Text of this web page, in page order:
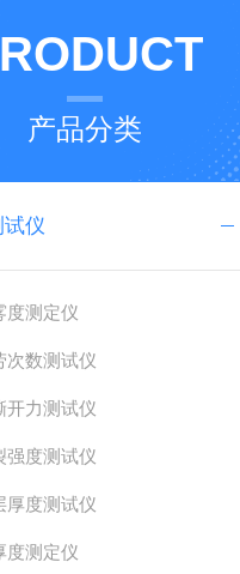
产品分类
仪
度测定仪
次数测试仪
开力测试仪
强度测试仪
厚度测试仪
度测定仪